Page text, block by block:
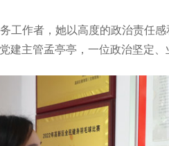
工作者，她以高度的政治责任
建主管孟亭亭，一位政治坚定、